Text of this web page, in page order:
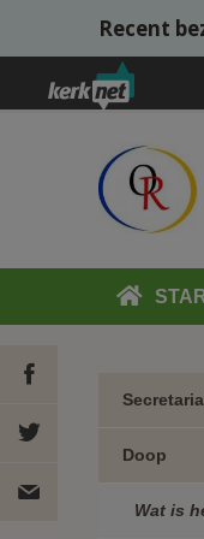
Recent
DEEL OP
FACEBOOK
DEEL
Doop
Wat is